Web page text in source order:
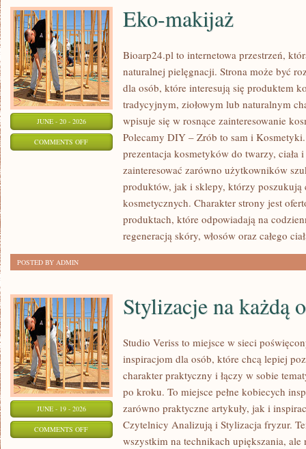
JUNE - 20 - 2026
COMMENTS OFFON
Eko-makijaż
Bioarp24.pl to internetowa przestrzeń,
naturalnej pielęgnacji. Strona może być
dla osób, które interesują się produktem
tradycyjnym, ziołowym lub naturalnym
wpisuje się w rosnące zainteresowanie
Polecamy DIY – Zrób to sam i
prezentacja kosmetyków do twarzy, ciała
zainteresować zarówno użytkowników
produktów, jak i sklepy, którzy poszukują
kosmetycznych. Charakter strony jest
produktach, które odpowiadają na
regeneracją skóry, włosów oraz całego
POSTED BY ADMIN
JUNE - 19 - 2026
COMMENTS OFFON
STYLIZACJE
Stylizacje na każdą
Studio Veriss to miejsce w sieci
inspiracjom dla osób, które chcą lepiej
charakter praktyczny i łączy w sobie
po kroku. To miejsce pełne kobiecych
zarówno praktyczne artykuły, jak i
Czytelnicy Analizują i Stylizacja fryzur.
wszystkim na technikach upiększania, ale